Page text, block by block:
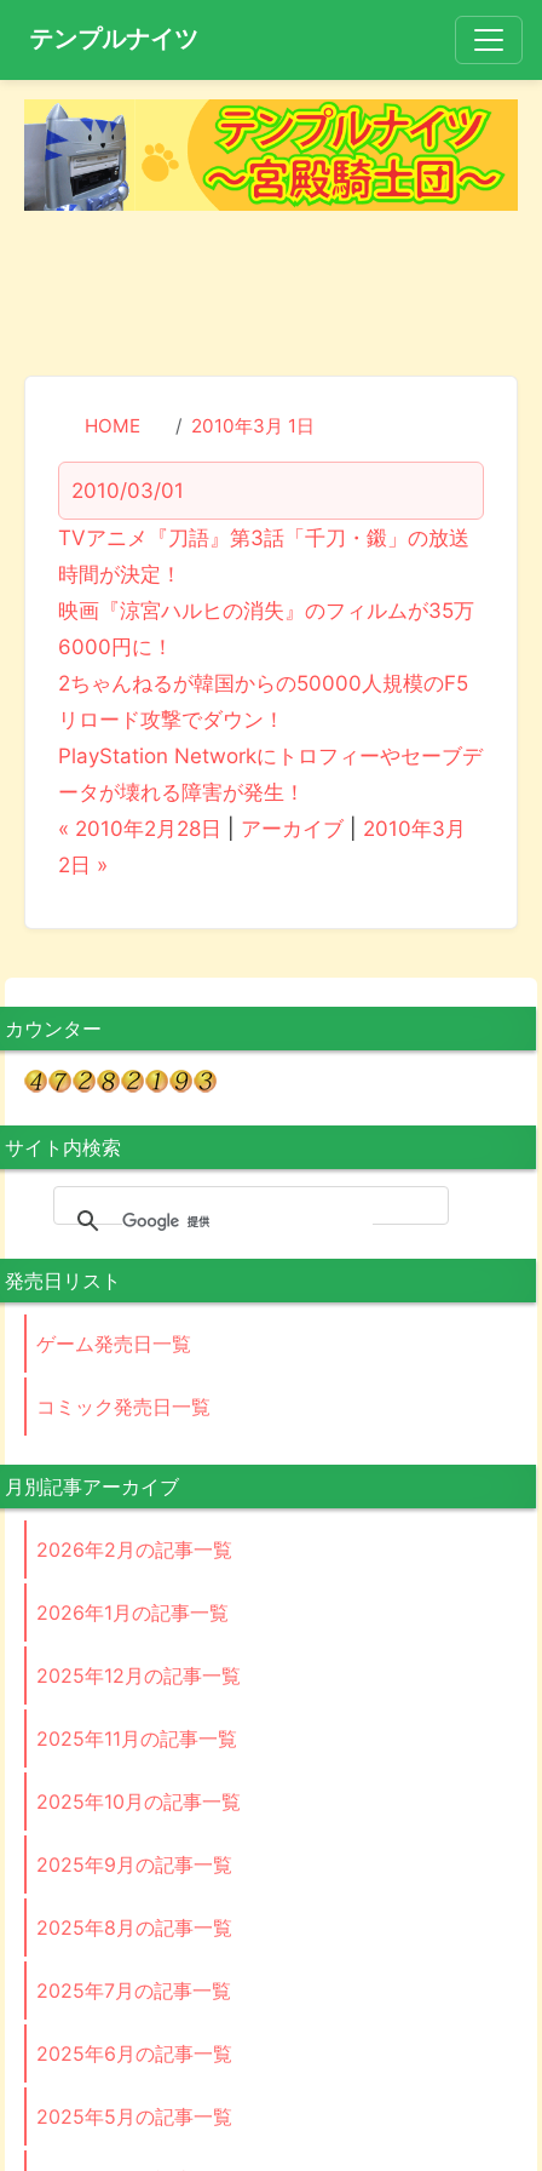
テンプルナイツ
HOME 2010年3月 1日
2010/03/01
TVアニメ『刀語』第3話「千刀・鎩」の放送
時間が決定！
映画『涼宮ハルヒの消失』のフィルムが35万
6000円に！
2ちゃんねるが韓国からの50000人規模のF5
リロード攻撃でダウン！
PlayStation Networkにトロフィーやセーブデ
ータが壊れる障害が発生！
« 2010年2月28日
アーカイブ
2010年3月
2日 »
カウンター
サイト内検索
発売日リスト
ゲーム発売日一覧
コミック発売日一覧
月別記事アーカイブ
2026年2月の記事一覧
2026年1月の記事一覧
2025年12月の記事一覧
2025年11月の記事一覧
2025年10月の記事一覧
2025年9月の記事一覧
2025年8月の記事一覧
2025年7月の記事一覧
2025年6月の記事一覧
2025年5月の記事一覧